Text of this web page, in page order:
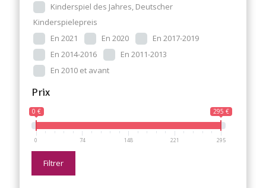
Kinderspiel des Jahres, Deutscher
Kinderspielepreis
En 2021
En 2020
En 2017-2019
En 2014-2016
En 2011-2013
En 2010 et avant
Prix
0 € 295 €
0 74 148 221 295
Filtrer